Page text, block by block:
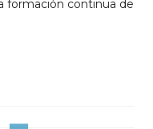
formación continua de